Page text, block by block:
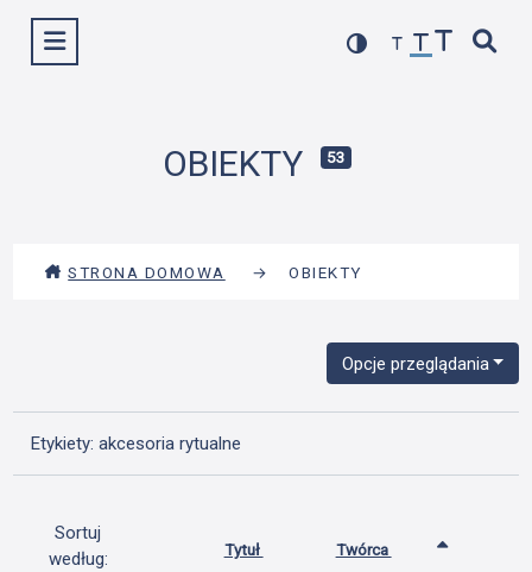
Wyświetl menu
OBIEKTY 53
STRONA DOMOWA → OBIEKTY
Opcje przeglądania
Etykiety: akcesoria rytualne
Sortuj
według:
Tytuł Twórca